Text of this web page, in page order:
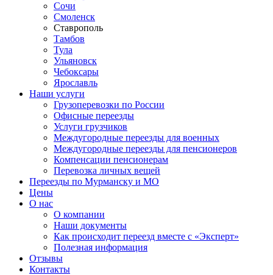
Сочи
Смоленск
Ставрополь
‌Тамбов‌
Тула
Ульяновск
Чебоксары
Ярославль
Наши услуги
Грузоперевозки по России
Офисные переезды
Услуги грузчиков
Междугородные переезды для военных
Междугородные переезды для пенсионеров
Компенсации пенсионерам
Перевозка личных вещей
Переезды по Мурманску и МО
Цены
О нас
О компании
Наши документы
Как происходит переезд вместе с «Эксперт»
Полезная информация
Отзывы
Контакты